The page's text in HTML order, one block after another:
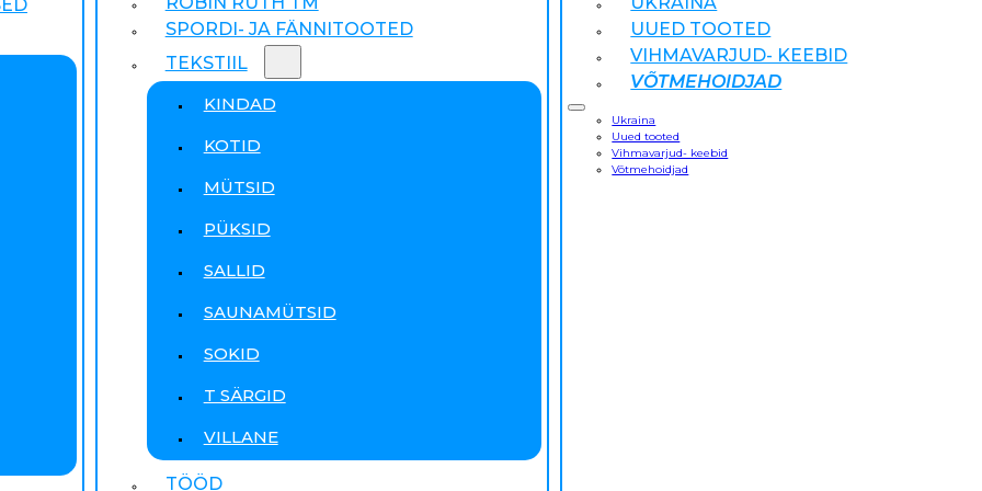
SPORDI- JA FÄNNITOOTED
TEKSTIIL
KINDAD
KOTID
MÜTSID
PÜKSID
SALLID
SAUNAMÜTSID
SOKID
T SÄRGID
VILLANE
TÖÖD
UUED TOOTED
VIHMAVARJUD- KEEBID
VÕTMEHOIDJAD
Ukraina
Uued tooted
Vihmavarjud- keebid
Võtmehoidjad